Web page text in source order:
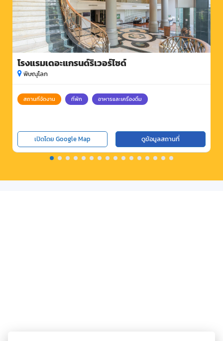
โรงแรมเดอะแกรนด์ริเวอร์ไซด์
พิษณุโลก
สถานที่จัดงาน ที่พัก อาหารและเครื่องดื่ม
เปิดโดย Google Map ดูข้อมูลสถานที่